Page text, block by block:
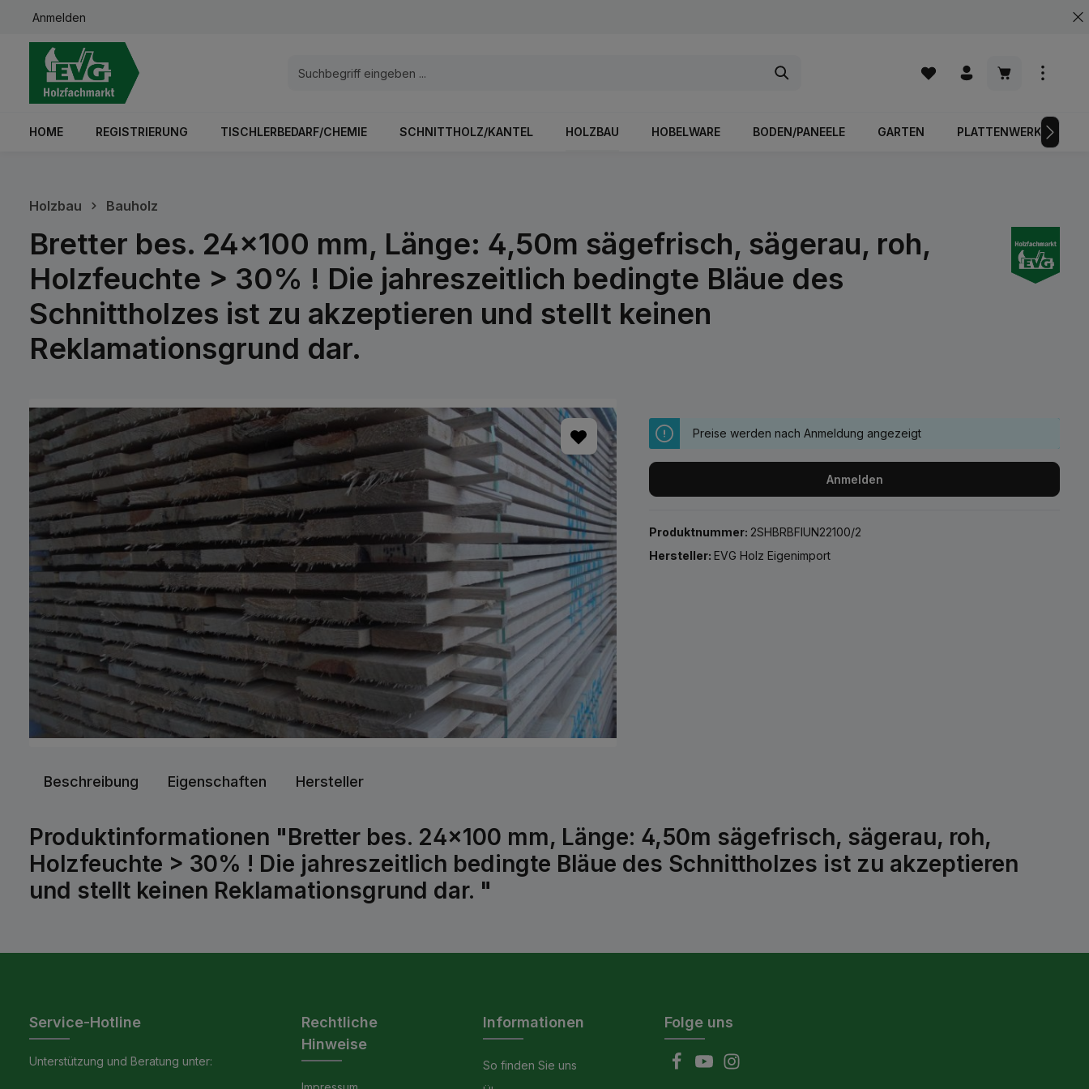
Zur Hauptnavigation springen
Anmelden
Warenkorb
HOME REGISTRIERUNG TISCHLERBEDARF/CHEMIE SCHNITTHOLZ/KANTEL HOLZBAU HOBELWARE BODEN/PANEELE GARTEN PLATTENWERKSTOFFE
Holzbau Bauholz
Bretter bes. 24x100 mm, Länge: 4,50m sägefrisch, sägerau, roh,
Holzfeuchte > 30% ! Die jahreszeitlich bedingte Bläue des
Schnittholzes ist zu akzeptieren und stellt keinen
Reklamationsgrund dar.
Bildergalerie überspringen
Preise werden nach Anmeldung angezeigt
Anmelden
Produktnummer: 2SHBRBFIUN22100/2
Hersteller:EVG Holz Eigenimport
Beschreibung Eigenschaften Hersteller
Produktinformationen "Bretter bes. 24x100 mm, Länge: 4,50m sägefrisch, sägerau, roh,
Holzfeuchte > 30% ! Die jahreszeitlich bedingte Bläue des Schnittholzes ist zu akzeptieren
und stellt keinen Reklamationsgrund dar. "
Service-Hotline
Unterstützung und Beratung unter:
Rechtliche
Hinweise
Informationen
So finden Sie uns
Folge uns